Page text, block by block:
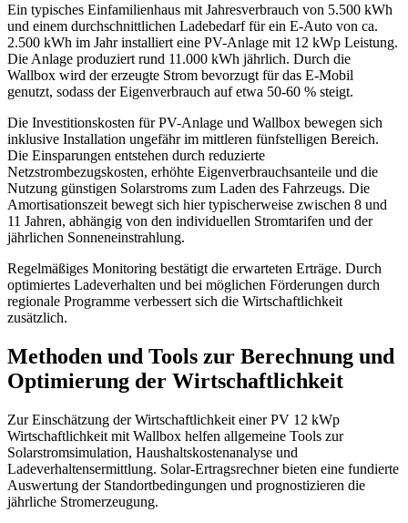
Ein typisches Einfamilienhaus mit Jahresverbrauch von 5.500 kWh
und einem durchschnittlichen Ladebedarf für ein E-Auto von ca.
2.500 kWh im Jahr installiert eine PV-Anlage mit 12 kWp Leistung.
Die Anlage produziert rund 11.000 kWh jährlich. Durch die
Wallbox wird der erzeugte Strom bevorzugt für das E-Mobil
genutzt, sodass der Eigenverbrauch auf etwa 50-60 % steigt.
Die Investitionskosten für PV-Anlage und Wallbox bewegen sich
inklusive Installation ungefähr im mittleren fünfstelligen Bereich.
Die Einsparungen entstehen durch reduzierte
Netzstrombezugskosten, erhöhte Eigenverbrauchsanteile und die
Nutzung günstigen Solarstroms zum Laden des Fahrzeugs. Die
Amortisationszeit bewegt sich hier typischerweise zwischen 8 und
11 Jahren, abhängig von den individuellen Stromtarifen und der
jährlichen Sonneneinstrahlung.
Regelmäßiges Monitoring bestätigt die erwarteten Erträge. Durch
optimiertes Ladeverhalten und bei möglichen Förderungen durch
regionale Programme verbessert sich die Wirtschaftlichkeit
zusätzlich.
Methoden und Tools zur Berechnung und
Optimierung der Wirtschaftlichkeit
Zur Einschätzung der Wirtschaftlichkeit einer PV 12 kWp
Wirtschaftlichkeit mit Wallbox helfen allgemeine Tools zur
Solarstromsimulation, Haushaltskostenanalyse und
Ladeverhaltensermittlung. Solar-Ertragsrechner bieten eine fundierte
Auswertung der Standortbedingungen und prognostizieren die
jährliche Stromerzeugung.